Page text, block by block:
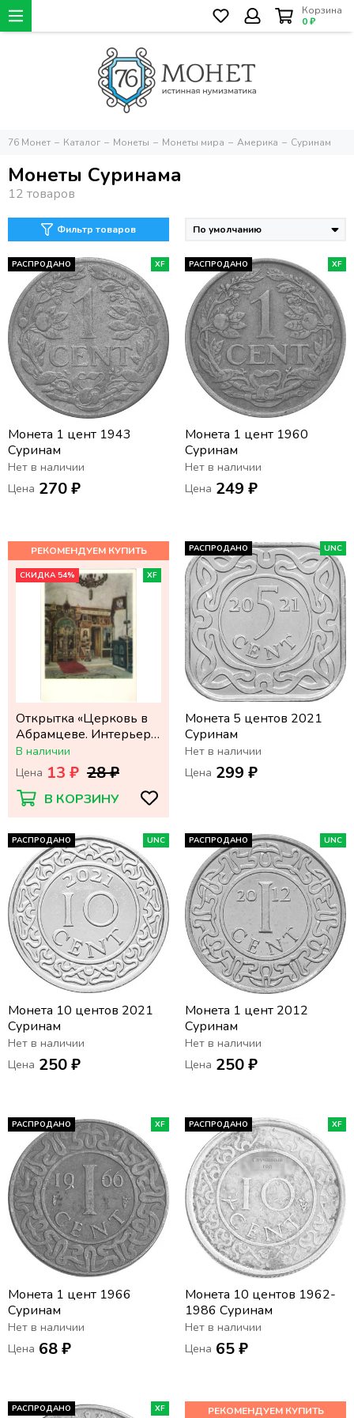
Корзина
0 ₽
76 Монет Каталог Монеты Монеты мира Америка Суринам
Монеты Суринама
Фильтр товаров
РАСПРОДАНО XF
Монета 1 цент 1943
Суринам
Нет в наличии
Цена 270 ₽
РАСПРОДАНО XF
Монета 1 цент 1960
Суринам
Нет в наличии
Цена 249 ₽
СКИДКА 54% XF
Открытка «Церковь в
Абрамцеве. Интерьер»
И. С. Остроухов (1858—
1929)
В наличии
Цена 13 ₽ 28 ₽
В КОРЗИНУ
РАСПРОДАНО UNC
Монета 5 центов 2021
Суринам
Нет в наличии
Цена 299 ₽
РАСПРОДАНО UNC
Монета 10 центов 2021
Суринам
Нет в наличии
Цена 250 ₽
РАСПРОДАНО UNC
Монета 1 цент 2012
Суринам
Нет в наличии
Цена 250 ₽
РАСПРОДАНО XF
Монета 1 цент 1966
Суринам
Нет в наличии
Цена 68 ₽
РАСПРОДАНО XF
Монета 10 центов 1962-
1986 Суринам
Нет в наличии
Цена 65 ₽
РАСПРОДАНО XF